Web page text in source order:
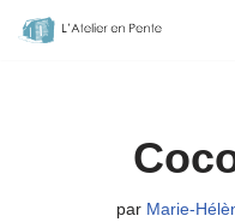
par Marie-